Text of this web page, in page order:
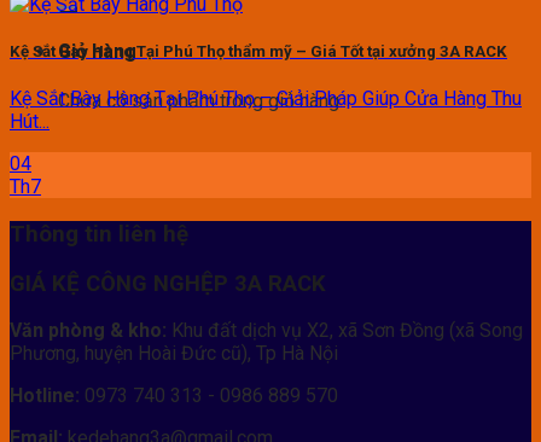
Giỏ hàng
Chưa có sản phẩm trong giỏ hàng.
Kệ Sắt Bày Hàng Tại Phú Thọ thẩm mỹ – Giá Tốt tại xưởng 3A RACK
Kệ Sắt Bày Hàng Tại Phú Thọ – Giải Pháp Giúp Cửa Hàng Thu
Hút...
04
Th7
Thông tin liên hệ
GIÁ KỆ CÔNG NGHỆP 3A RACK
Văn phòng & kho: Khu đất dịch vụ X2, xã Sơn Đồng (xã Song
Phương, huyện Hoài Đức cũ), Tp Hà Nội
Hotline: 0973 740 313 - 0986 889 570